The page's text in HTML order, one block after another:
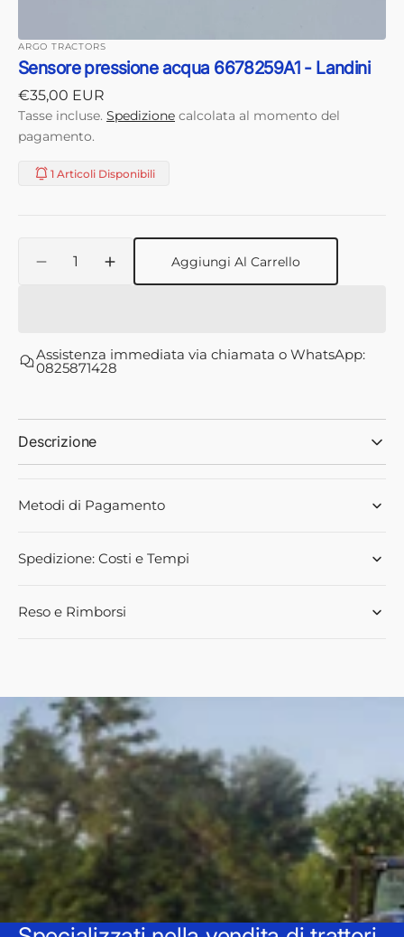
ARGO TRACTORS
Sensore pressione acqua 6678259A1 - Landini
Prezzo
di
listino
€35,00 EUR
Tasse incluse. Spedizione calcolata al momento del
pagamento.
1 Articoli Disponibili
Diminuisci
pressione
acqua
Landini
Aumenta
quantità
pressione
acqua
Landini
Aggiungi Al Carrello
Assistenza immediata via chiamata o WhatsApp:
0825871428
Descrizione
Metodi di Pagamento
Spedizione: Costi e Tempi
Reso e Rimborsi